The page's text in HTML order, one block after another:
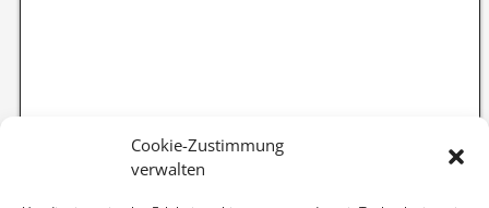
Cookie-Zustimmung
verwalten